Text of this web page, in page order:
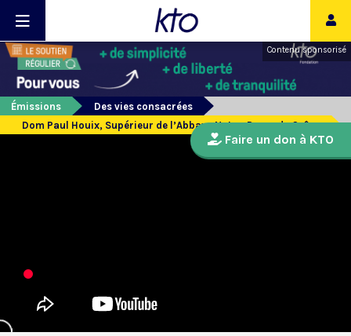
Contenu sponsorisé
Émissions
Des vies consacrées
Dom Paul Houix, Supérieur de l’Abbaye Notre-Dame de Grâce
Faire un don à KTO